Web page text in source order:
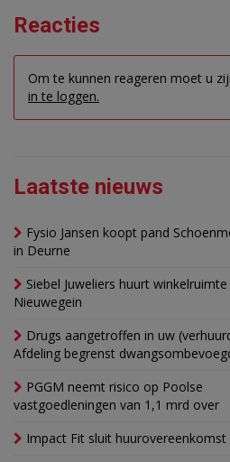
Reacties
Om te kunnen reageren moet u
in te loggen.
Laatste nieuws
Fysio Jansen koopt pand
in Deurne
Siebel Juweliers huurt
Nieuwegein
Drugs aangetroffen in uw
Afdeling begrenst
PGGM neemt risico op Poolse
vastgoedleningen van 1,1 mrd over
Impact Fit sluit